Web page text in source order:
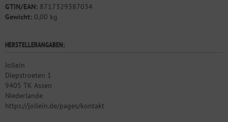
GTIN/EAN: 8717329387034
Gewicht: 0,00 kg
HERSTELLERANGABEN:
Jollein
Diepstroeten 1
9405 TK Assen
Niederlande
https://jollein.de/pages/kontakt